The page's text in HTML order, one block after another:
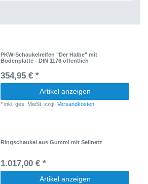
PKW-Schaukelreifen "Der Halbe" mit
Bodenplatte - DIN 1176 öffentlich
354,95 € *
Artikel anzeigen
*inkl. ges. MwSt. zzgl.Versandkosten
Ringschaukel aus Gummi mit Seilnetz
1.017,00 € *
Artikel anzeigen